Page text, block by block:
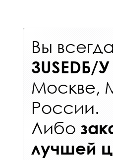
Вы
3USEDБ/У
Москве,
России.
Либо
лучшей